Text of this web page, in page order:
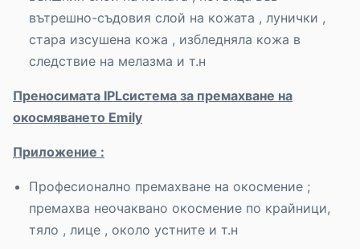
вътрешно-съдовия слой на кожата , лунички ,
стара изсушена кожа , избледняла кожа в
следствие на мелазма и т.н
Преносимата IPLсистема за премахване на
окосмяването Emily
Приложение :
Професионално премахване на окосмение ;
премахва неочаквано окосмение по крайници,
тяло , лице , около устните и т.н